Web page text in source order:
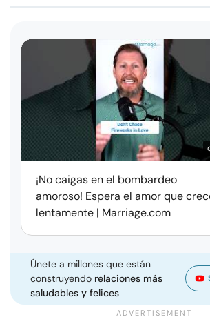
¡No caigas en el bombardeo
amoroso! Espera el amor que
lentamente | Marriage.com
Únete a millones que están
construyendo relaciones más
saludables y felices